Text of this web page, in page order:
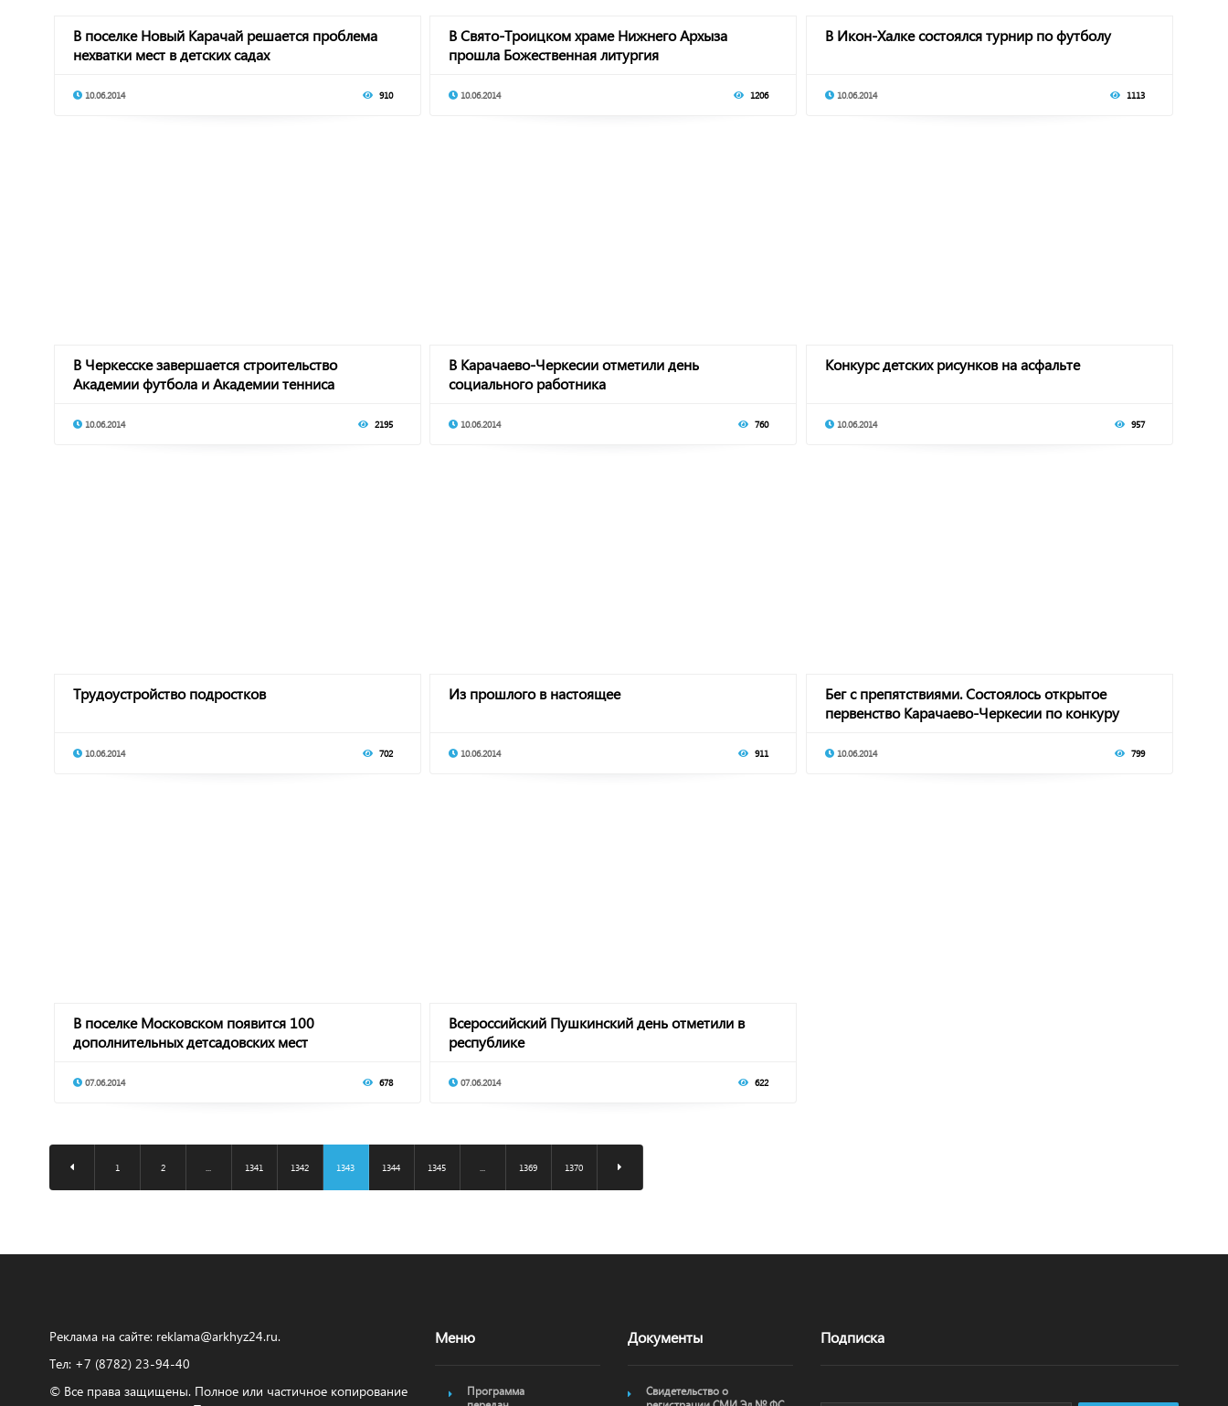
В поселке Новый Карачай решается проблема
нехватки мест в детских садах
10.06.2014 910
В Свято-Троицком храме Нижнего Архыза
прошла Божественная литургия
10.06.2014 1206
В Икон-Халке состоялся турнир по футболу
10.06.2014 1113
В Черкесске завершается строительство
Академии футбола и Академии тенниса
10.06.2014 2195
В Карачаево-Черкесии отметили день
социального работника
10.06.2014 760
Конкурс детских рисунков на асфальте
10.06.2014 957
Трудоустройство подростков
10.06.2014 702
Из прошлого в настоящее
10.06.2014 911
Бег с препятствиями. Состоялось открытое
первенство Карачаево-Черкесии по конкуру
10.06.2014 799
В поселке Московском появится 100
дополнительных детсадовских мест
07.06.2014 678
Всероссийский Пушкинский день отметили в
республике
07.06.2014 622
1 2 1341 1342 1343 1344 1345 1369 1370
Реклама на сайте: reklama@arkhyz24.ru.
Тел: +7 (8782) 23‑94‑40
© Все права защищены. Полное или частичное копирование
Меню
Программа
Документы
Свидетельство о
Подписка